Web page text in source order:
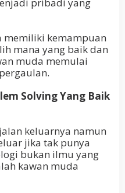
memiliki kemampuan
mana yang baik dan
muda memulai
Solving Yang Baik
keluarnya namun
jika tak punya
bukan ilmu yang
kawan muda